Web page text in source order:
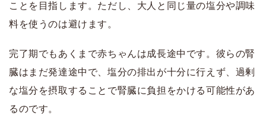
ことを目指します。ただし、大人と同じ量の塩分や調味
料を使うのは避けます。
完了期でもあくまで赤ちゃんは成長途中です。彼らの腎
臓はまだ発達途中で、塩分の排出が十分に行えず、過剰
な塩分を摂取することで腎臓に負担をかける可能性があ
るのです。